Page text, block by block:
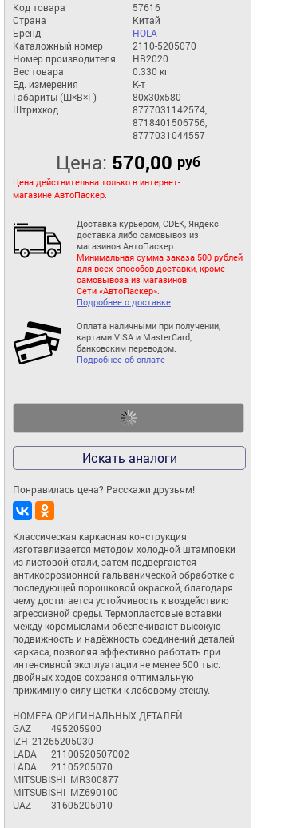
Код товара
57616
Страна
Китай
Бренд
HOLA
Каталожный номер
2110-5205070
Номер производителя
HB2020
Вес товара
0.330 кг
Ед. измерения
К-т
Габариты (Ш×В×Г)
80x30x580
Штрихкод
8777031142574,
8718401506756,
8777031044557
Цена: 570,00 руб
Цена действительна только в интернет-
магазине АвтоПаскер.
Доставка курьером, CDEK, Яндекс
доставка либо самовывоз из
магазинов АвтоПаскер.
Минимальная сумма заказа 500 рублей
для всех способов доставки, кроме
самовывоза из магазинов
Сети «АвтоПаскер».
Подробнее о доставке
Оплата наличными при получении,
картами VISA и MasterCard,
банковским переводом.
Подробнее об оплате
Искать аналоги
Понравилась цена? Расскажи друзьям!
Классическая каркасная конструкция
изготавливается методом холодной штамповки
из листовой стали, затем подвергаются
антикоррозионной гальванической обработке с
последующей порошковой окраской, благодаря
чему достигается устойчивость к воздействию
агрессивной среды. Термопластовые вставки
между коромыслами обеспечивают высокую
подвижность и надёжность соединений деталей
каркаса, позволяя эффективно работать при
интенсивной эксплуатации не менее 500 тыс.
двойных ходов сохраняя оптимальную
прижимную силу щетки к лобовому стеклу.
НОМЕРА ОРИГИНАЛЬНЫХ ДЕТАЛЕЙ
GAZ	495205900
IZH	21265205030
LADA	21100520507002
LADA	21105205070
MITSUBISHI	MR300877
MITSUBISHI	MZ690100
UAZ	31605205010